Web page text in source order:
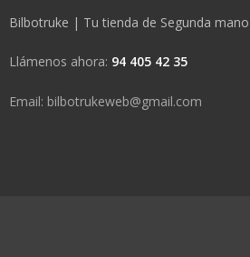
Bilbotruke | Tu tienda de Segunda mano
Llámenos ahora: 94 405 42 35
Email: bilbotrukeweb@gmail.com